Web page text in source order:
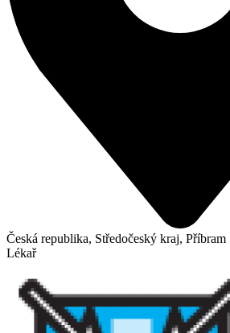
Česká republika, Středočeský kraj, Příbram
Lékař